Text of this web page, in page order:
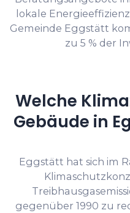
lokale
Gemeinde Eggstätt
zu 5 % der
Welche
Gebäude in
Eggstätt hat sich im
gegenüber 1990 zu